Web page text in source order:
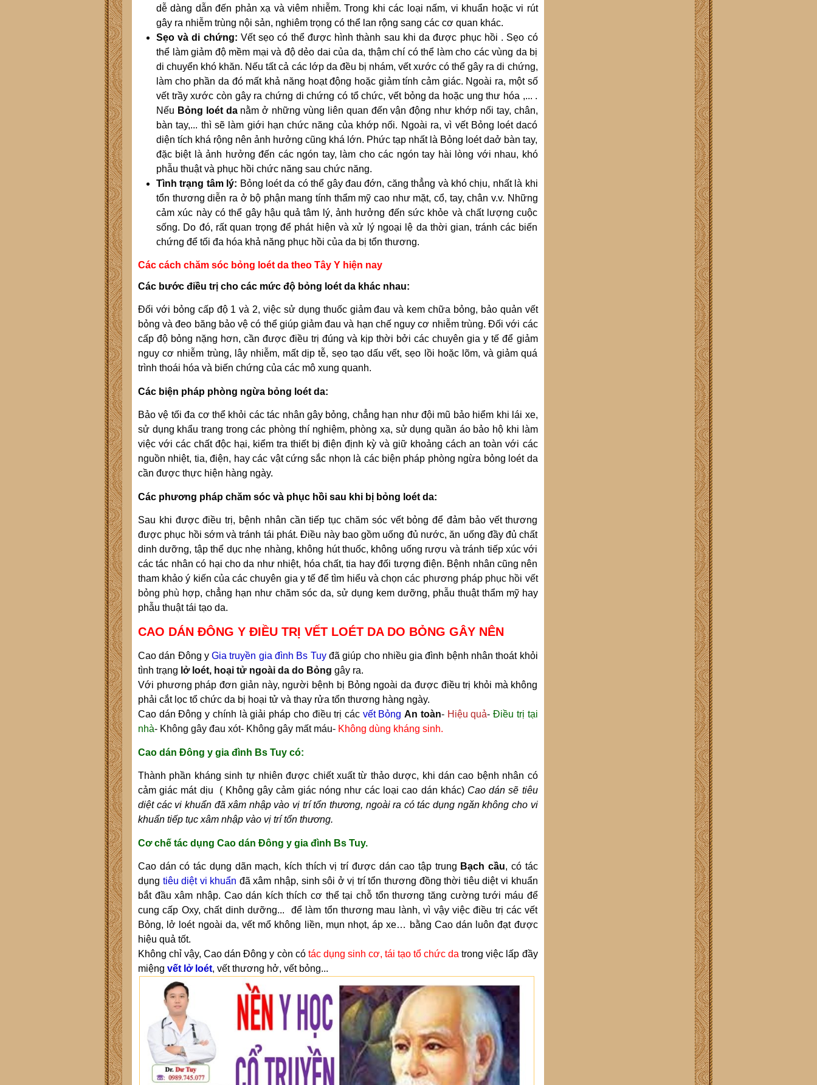
dễ dàng dẫn đến phản xạ và viêm nhiễm. Trong khi các loại nấm, vi khuẩn hoặc vi rút
gây ra nhiễm trùng nội sản, nghiêm trọng có thể lan rộng sang các cơ quan khác.
Sẹo và di chứng: Vết sẹo có thể được hình thành sau khi da được phục hồi . Sẹo có
thể làm giảm độ mềm mại và độ dẻo dai của da, thậm chí có thể làm cho các vùng da bị
di chuyển khó khăn. Nếu tất cả các lớp da đều bị nhám, vết xước có thể gây ra di chứng,
làm cho phần da đó mất khả năng hoạt động hoặc giảm tính cảm giác. Ngoài ra, một số
vết trầy xước còn gây ra chứng di chứng có tổ chức, vết bỏng da hoặc ung thư hóa ,... .
Nếu Bỏng loét danằm ở những vùng liên quan đến vận động như khớp nối tay, chân,
bàn tay,... thì sẽ làm giới hạn chức năng của khớp nối. Ngoài ra, vì vết Bỏng loét dacó
diện tích khá rộng nên ảnh hưởng cũng khá lớn. Phức tạp nhất là Bỏng loét daở bàn tay,
đặc biệt là ảnh hưởng đến các ngón tay, làm cho các ngón tay hài lòng với nhau, khó
phẫu thuật và phục hồi chức năng sau chức năng.
Tình trạng tâm lý: Bỏng loét da có thể gây đau đớn, căng thẳng và khó chịu, nhất là khi
tổn thương diễn ra ở bộ phận mang tính thẩm mỹ cao như mặt, cổ, tay, chân v.v. Những
cảm xúc này có thể gây hậu quả tâm lý, ảnh hưởng đến sức khỏe và chất lượng cuộc
sống. Do đó, rất quan trọng để phát hiện và xử lý ngoại lệ da thời gian, tránh các biến
chứng để tối đa hóa khả năng phục hồi của da bị tổn thương.
Các cách chăm sóc bỏng loét da theo Tây Y hiện nay
Các bước điều trị cho các mức độ bỏng loét da khác nhau:
Đối với bỏng cấp độ 1 và 2, việc sử dụng thuốc giảm đau và kem chữa bỏng, bảo quản vết
bỏng và đeo băng bảo vệ có thể giúp giảm đau và hạn chế nguy cơ nhiễm trùng. Đối với các
cấp độ bỏng nặng hơn, cần được điều trị đúng và kịp thời bởi các chuyên gia y tế để giảm
nguy cơ nhiễm trùng, lây nhiễm, mất dịp tễ, sẹo tạo dấu vết, sẹo lồi hoặc lõm, và giảm quá
trình thoái hóa và biến chứng của các mô xung quanh.
Các biện pháp phòng ngừa bỏng loét da:
Bảo vệ tối đa cơ thể khỏi các tác nhân gây bỏng, chẳng hạn như đội mũ bảo hiểm khi lái xe,
sử dụng khẩu trang trong các phòng thí nghiệm, phòng xạ, sử dụng quần áo bảo hộ khi làm
việc với các chất độc hại, kiểm tra thiết bị điện định kỳ và giữ khoảng cách an toàn với các
nguồn nhiệt, tia, điện, hay các vật cứng sắc nhọn là các biện pháp phòng ngừa bỏng loét da
cần được thực hiện hàng ngày.
Các phương pháp chăm sóc và phục hồi sau khi bị bỏng loét da:
Sau khi được điều trị, bệnh nhân cần tiếp tục chăm sóc vết bỏng để đảm bảo vết thương
được phục hồi sớm và tránh tái phát. Điều này bao gồm uống đủ nước, ăn uống đầy đủ chất
dinh dưỡng, tập thể dục nhẹ nhàng, không hút thuốc, không uống rượu và tránh tiếp xúc với
các tác nhân có hại cho da như nhiệt, hóa chất, tia hay đối tượng điện. Bệnh nhân cũng nên
tham khảo ý kiến của các chuyên gia y tế để tìm hiểu và chọncác phương pháp phục hồi vết
bỏng phù hợp, chẳng hạn như chăm sóc da, sử dụng kem dưỡng, phẫu thuật thẩm mỹ hay
phẫu thuật tái tạo da.
CAO DÁN ĐÔNG Y ĐIỀU TRỊ VẾT LOÉT DA DO BỎNG GÂY NÊN
Cao dán Đông yGia truyền gia đình Bs Tuy đã giúp cho nhiều gia đình bệnh nhân thoát khỏi
tình trạng lở loét, hoại tử ngoài da do Bỏng gây ra.
Với phương pháp đơn giản này, người bệnh bị Bỏng ngoài da được điều trị khỏi mà không
phải cắt lọc tổ chức da bị hoại tử và thay rửa tổn thương hàng ngày.
Cao dán Đông y chính là giải pháp cho điều trị các vết BỏngAn toàn- H iệu quả-Điều trị tại
nhà- Không gây đau xót- Không gây mất máu- Không dùng kháng sinh.
Cao dán Đông y gia đình Bs Tuy có:
Thành phần kháng sinh tự nhiên được chiết xuất từ thảo dược, khi dán cao bệnh nhân có
cảm giác mát dịu ( Không gâycảm giác nóng như các loại cao dán khác) Cao dán sẽ tiêu
diệt các vi khuẩn đã xâm nhập vào vị trí tổn thương, ngoài ra có tác dụng ngăn không cho vi
khuẩn tiếp tục xâm nhập vào vị trí tổn thương.
Cơ chế tác dụng Cao dán Đông y gia đình Bs Tuy.
Cao dán có tác dụng dãn mạch, kích thích vịtrí được dán cao tập trung Bạch cầu, có tác
dụng tiêu diệt vi khuẩn đã xâm nhập, sinh sôi ở vị trí tổn thương đồng thời tiêu diệt vi khuẩn
bắt đầu xâm nhập. Cao dán kích thích cơ thể tại chỗ tổn thương tăng cường tưới máu để
cung cấp Oxy, chất dinh dưỡng... để làm tổn thương mau lành, vì vậy việc điều trị các vết
Bỏng, lở loét ngoài da, vết mổ không liền, mụn nhọt, áp xe… bằng Cao dán luôn đạt được
hiệu quả tốt.
Không chỉ vậy,Cao dán Đông y còn có tác dụng sinh cơ, tái tạo tổ chức datrong việc lấp đầy
miệng vết lở loét, vết thương hở, vết bỏng...